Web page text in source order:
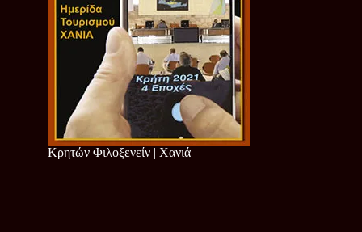
Κρητών Φιλοξενείν | Χανιά